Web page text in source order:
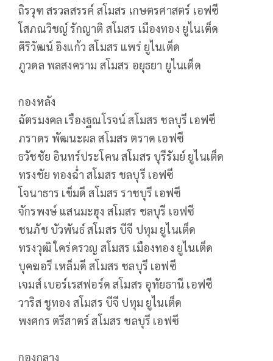
ถิรวุฑ สรวลสรรค์ สโมสร เกษตรศาสตร์ เอฟซี
โสภณวิชญ์ รักญาติ สโมสร เมืองทอง ยูไนเต็ด
ศิริวัฒน์ อิงแก้ว สโมสร แพร่ ยูไนเต็ด
ภูวดล พลสงคราม สโมสร อยุธยา ยูไนเต็ด
กองหลัง
ฉัตรมงคล เรืองฐณโรจน์ สโมสร ชลบุรี เอฟซี
ภราดร พัฒนะผล สโมสร ตราด เอฟซี
ธวัชชัย อินทร์ประโคน สโมสร บุรีรัมย์ ยูไนเต็ด
ทรงชัย ทองฉ่ำ สโมสร ชลบุรี เอฟซี
โจนาธาร เข็มดี สโมสร ราชบุรี เอฟซี
จักรพงษ์ แสนมะฮุง สโมสร ชลบุรี เอฟซี
ชนภัช บัวพันธ์ สโมสร บีจี ปทุม ยูไนเต็ด
ทรงวุฒิ ใคร่ครวญ สโมสร เมืองทอง ยูไนเต็ด
บุคฆอรี เหล็มดี สโมสร ชลบุรี เอฟซี
เจมส์ เบอร์เรสฟอร์ด สโมสร อุทัยธานี เอฟซี
วาริส ชูทอง สโมสร บีจี ปทุม ยูไนเต็ด
พงศกร ตรีสาตร์ สโมสร ชลบุรี เอฟซี
กองกลาง